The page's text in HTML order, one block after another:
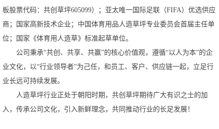
板股票代码：共创草坪605099）；亚太唯一国际足联（FIFA）优选供应
商；国家高新技术企业；中国体育用品人造草坪专业委员会首届主任单
位；国家《体育用人造草》标准起草单位。
公司秉承“共创、共享、共赢”的核心价值观，遵循“以人为本”的企
业文化，以“行业领导者”为己任，和员工、客户、供应链一起，立足行
业长远可持续发展。
人造草坪行业正处于朝阳时期，共创草坪期待广大有识之士的加
入，传承公司文化，引入新鲜理念，共同推动行业的长足发展！